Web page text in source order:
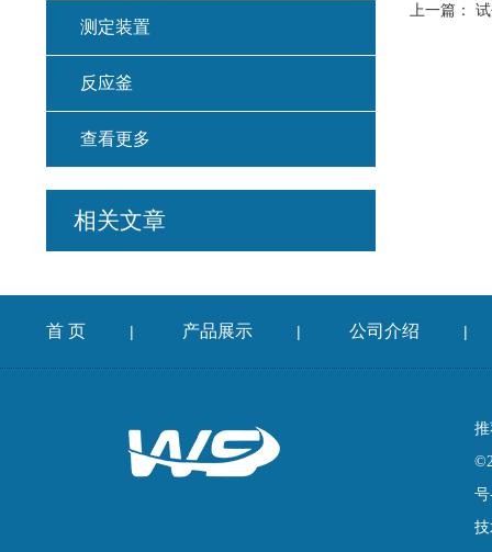
上一篇： 试
测定装置
反应釜
查看更多
相关文章
首 页 | 产品展示 | 公司介绍 |
号